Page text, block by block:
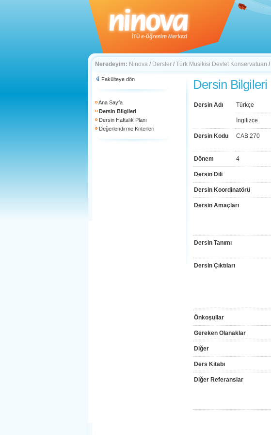
Neredeyim: Ninova / Dersler / Türk Musikisi Devlet Konservatuarı /
Fakülteye dön
Ana Sayfa
Dersin Bilgileri
Dersin Haftalık Planı
Değerlendirme Kriterleri
Dersin Bilgileri
Dersin Adı Türkçe
İngilizce
Dersin Kodu CAB 270
Dönem 4
Dersin Dili
Dersin Koordinatörü
Dersin Amaçları
Dersin Tanımı
Dersin Çıktıları
Önkoşullar
Gereken Olanaklar
Diğer
Ders Kitabı
Diğer Referanslar